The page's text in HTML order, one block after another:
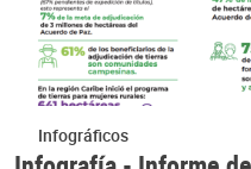
Infográficos